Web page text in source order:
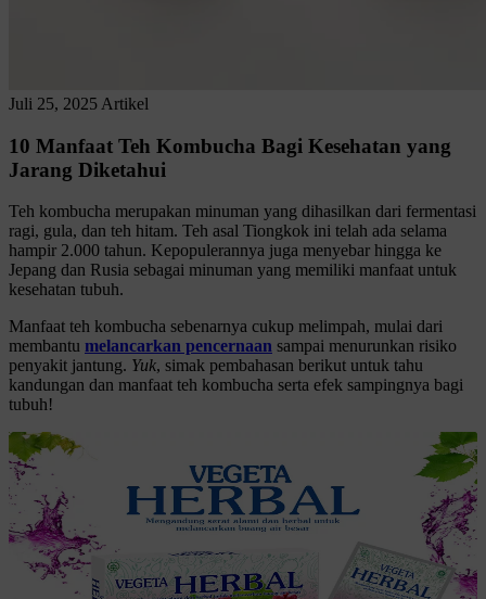
Juli 25, 2025 Artikel
10 Manfaat Teh Kombucha Bagi Kesehatan yang
Jarang Diketahui
Teh kombucha merupakan minuman yang dihasilkan dari fermentasi
ragi, gula, dan teh hitam. Teh asal Tiongkok ini telah ada selama
hampir 2.000 tahun. Kepopulerannya juga menyebar hingga ke
Jepang dan Rusia sebagai minuman yang memiliki manfaat untuk
kesehatan tubuh.
Manfaat teh kombucha sebenarnya cukup melimpah, mulai dari
membantu melancarkan pencernaan sampai menurunkan risiko
penyakit jantung. Yuk, simak pembahasan berikut untuk tahu
kandungan dan manfaat teh kombucha serta efek sampingnya bagi
tubuh!